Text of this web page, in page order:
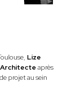
Lize
après
projet au sein